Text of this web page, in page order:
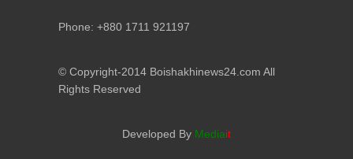
Phone: +880 1711 921197
© Copyright-2014 Boishakhinews24.com All
Rights Reserved
Developed By Mediait